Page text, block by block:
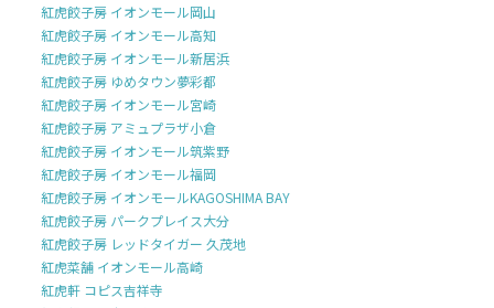
紅虎餃子房 イオンモール岡山
紅虎餃子房 イオンモール高知
紅虎餃子房 イオンモール新居浜
紅虎餃子房 ゆめタウン夢彩都
紅虎餃子房 イオンモール宮崎
紅虎餃子房 アミュプラザ小倉
紅虎餃子房 イオンモール筑紫野
紅虎餃子房 イオンモール福岡
紅虎餃子房 イオンモールKAGOSHIMA BAY
紅虎餃子房 パークプレイス大分
紅虎餃子房 レッドタイガー 久茂地
紅虎菜舗 イオンモール高崎
紅虎軒 コピス吉祥寺